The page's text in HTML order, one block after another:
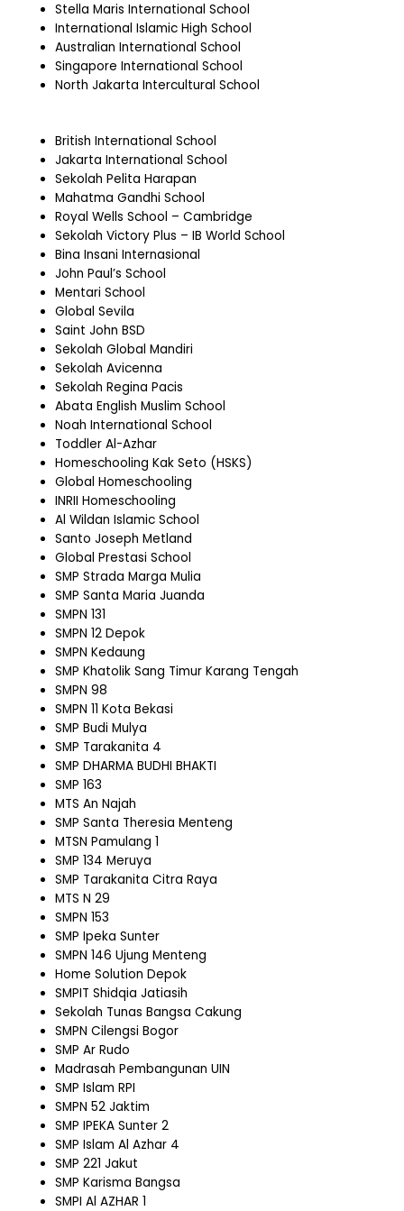
Stella Maris International School
International Islamic High School
Australian International School
Singapore International School
North Jakarta Intercultural School
British International School
Jakarta International School
Sekolah Pelita Harapan
Mahatma Gandhi School
Royal Wells School – Cambridge
Sekolah Victory Plus – IB World School
Bina Insani Internasional
John Paul’s School
Mentari School
Global Sevila
Saint John BSD
Sekolah Global Mandiri
Sekolah Avicenna
Sekolah Regina Pacis
Abata English Muslim School
Noah International School
Toddler Al-Azhar
Homeschooling Kak Seto (HSKS)
Global Homeschooling
INRII Homeschooling
Al Wildan Islamic School
Santo Joseph Metland
Global Prestasi School
SMP Strada Marga Mulia
SMP Santa Maria Juanda
SMPN 131
SMPN 12 Depok
SMPN Kedaung
SMP Khatolik Sang Timur Karang Tengah
SMPN 98
SMPN 11 Kota Bekasi
SMP Budi Mulya
SMP Tarakanita 4
SMP DHARMA BUDHI BHAKTI
SMP 163
MTS An Najah
SMP Santa Theresia Menteng
MTSN Pamulang 1
SMP 134 Meruya
SMP Tarakanita Citra Raya
MTS N 29
SMPN 153
SMP Ipeka Sunter
SMPN 146 Ujung Menteng
Home Solution Depok
SMPIT Shidqia Jatiasih
Sekolah Tunas Bangsa Cakung
SMPN Cilengsi Bogor
SMP Ar Rudo
Madrasah Pembangunan UIN
SMP Islam RPI
SMPN 52 Jaktim
SMP IPEKA Sunter 2
SMP Islam Al Azhar 4
SMP 221 Jakut
SMP Karisma Bangsa
SMPI Al AZHAR 1